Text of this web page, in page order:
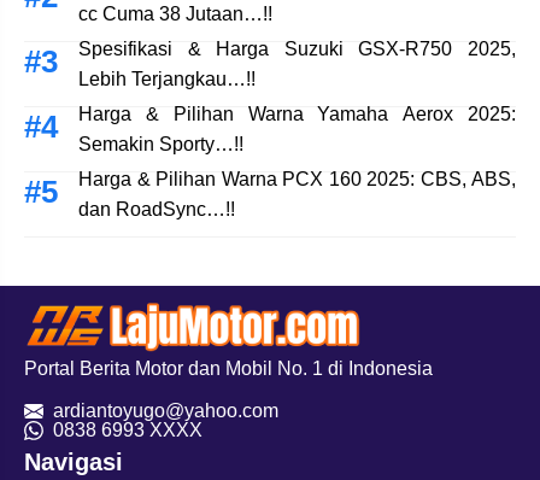
cc Cuma 38 Jutaan…!!
Spesifikasi & Harga Suzuki GSX-R750 2025,
Lebih Terjangkau…!!
Harga & Pilihan Warna Yamaha Aerox 2025:
Semakin Sporty…!!
Harga & Pilihan Warna PCX 160 2025: CBS, ABS,
dan RoadSync…!!
Portal Berita Motor dan Mobil No. 1 di Indonesia
ardiantoyugo@yahoo.com
0838 6993 XXXX
Navigasi